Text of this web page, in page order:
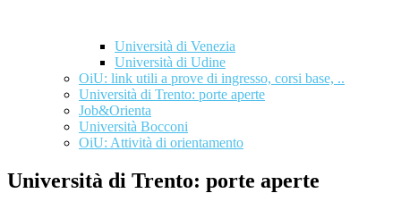
Università di Venezia
Università di Udine
OiU: link utili a prove di ingresso, corsi base, ..
Università di Trento: porte aperte
Job&Orienta
Università Bocconi
OiU: Attività di orientamento
Università di Trento: porte aperte